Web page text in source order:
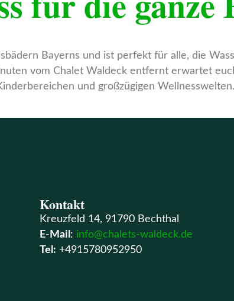
Bayerns und ist perfekt für alle, die
vom Chalet Waldeck entfernt erwartet
und großzügigen
Kontakt
Kreuzfeld 14, 91790 Bechthal
E-Mail : info@chalets-waldeck.de
Tel: +4915780952950